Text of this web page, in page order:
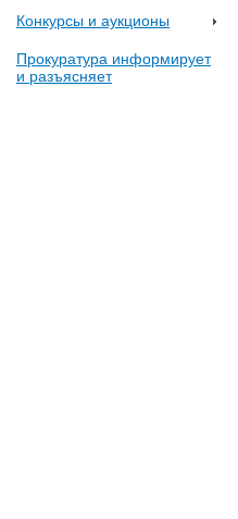
Конкурсы и аукционы
Прокуратура информирует
и разъясняет